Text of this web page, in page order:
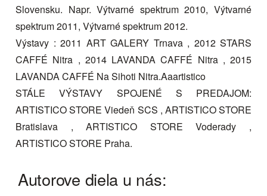
Slovensku. Napr. Výtvarné spektrum 2010, Výtvarné
spektrum 2011, Výtvarné spektrum 2012.
Výstavy : 2011 ART GALERY Trnava , 2012 STARS
CAFFÉ Nitra , 2014 LAVANDA CAFFÉ Nitra , 2015
LAVANDA CAFFÉ Na Sihoti Nitra.Aaartistico
STÁLE VÝSTAVY SPOJENÉ S PREDAJOM:
ARTISTICO STORE Viedeň SCS , ARTISTICO STORE
Bratislava , ARTISTICO STORE Voderady ,
ARTISTICO STORE Praha.
Autorove diela u nás: